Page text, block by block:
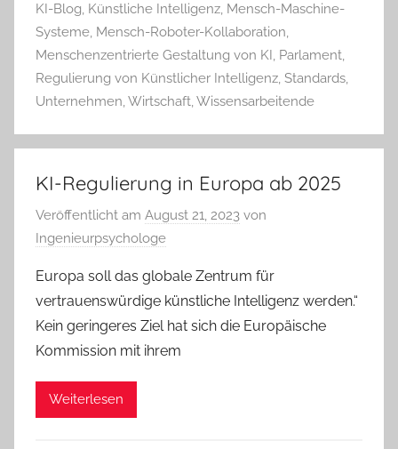
KI-Blog, Künstliche Intelligenz, Mensch-Maschine-
Systeme, Mensch-Roboter-Kollaboration,
Menschenzentrierte Gestaltung von KI, Parlament,
Regulierung von Künstlicher Intelligenz, Standards,
Unternehmen,Wirtschaft,Wissensarbeitende
KI-Regulierung in Europa ab 2025
Veröffentlicht am August 21, 2023 von
Ingenieurpsychologe
Europa soll das globale Zentrum für
vertrauenswürdige künstliche Intelligenz werden.“
Kein geringeres Ziel hat sich die Europäische
Kommission mit ihrem
Weiterlesen